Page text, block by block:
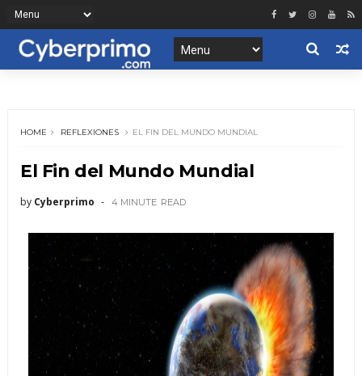
HOME REFLEXIONES EL FIN DEL MUNDO MUNDIAL
El Fin del Mundo Mundial
by Cyberprimo 4 MINUTE READ